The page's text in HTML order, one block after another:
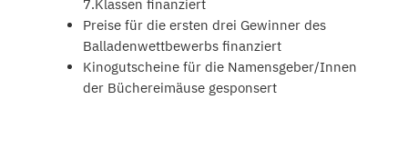
7.Klassen finanziert
Preise für die ersten drei Gewinner des
Balladenwettbewerbs finanziert
Kinogutscheine für die Namensgeber/Innen
der Büchereimäuse gesponsert